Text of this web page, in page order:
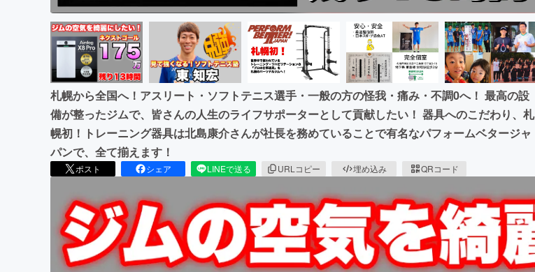
札幌から全国へ！アスリート・ソフトテニス選手・一般の方の怪我・痛み・不調0へ！ 最高の設
備が整ったジムで、皆さんの人生のライフサポーターとして貢献したい！ 器具へのこだわり、札
幌初！トレーニング器具は北島康介さんが社長を務めていることで有名なパフォームベタージャ
パンで、全て揃えます！
ポスト シェア LINEで送る URLコピー 埋め込み QRコード